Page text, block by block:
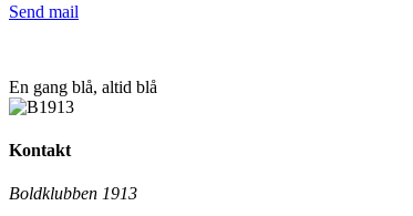
Send mail
En gang blå, altid blå
Kontakt
Boldklubben 1913